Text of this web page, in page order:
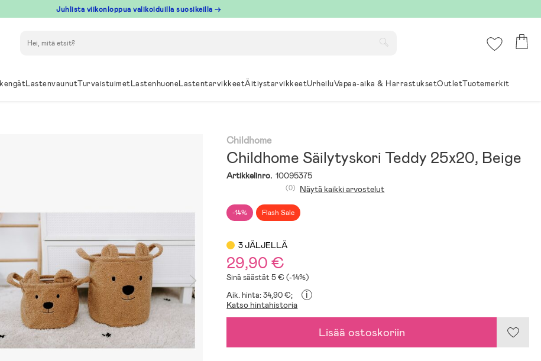
Juhlista viikonloppua valikoiduilla suosikeilla →
LastenvaunutTurvaistuimetLastenhuoneLastentarvikkeetÄitiystarvikkeetUrheiluVapaa-aika & HarrastuksetOutletTuotemerkit
Childhome
Childhome Säilytyskori Teddy 25x20, Beige
Artikkelinro. 10095375
-14% Flash Sale
(0) Näytä kaikki arvostelut
3 JÄLJELLÄ
29,90 €
Sinä säästät 5 € (-14%)
Aik. hinta: 34,90 €;
i
Katso hintahistoria
Lisää ostoskoriin